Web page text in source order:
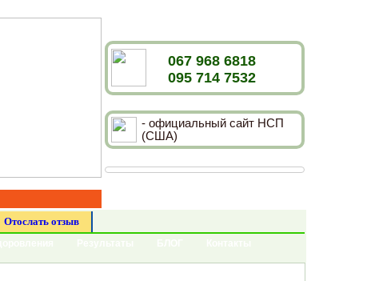
067 968 6818
095 714 7532
- официальный сайт НСП
(США)
Отослать отзыв